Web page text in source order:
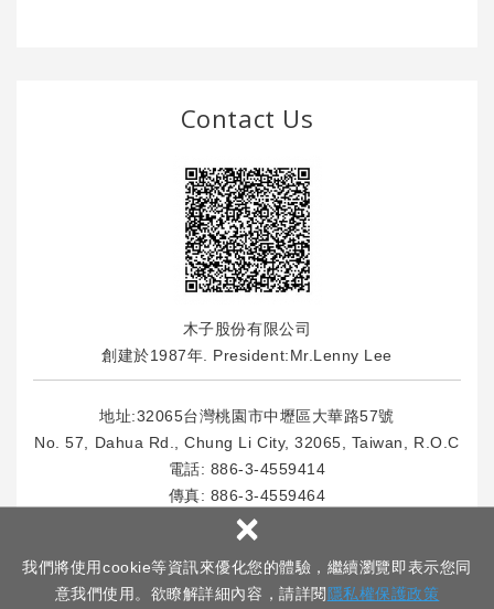
我們將使用cookie等資訊來優化您的體驗，繼續瀏覽即表示您同
意我們使用。欲瞭解詳細內容，請詳閱 隱私權保護政策
×
Contact Us
木子股份有限公司
創建於1987年. President:Mr.Lenny Lee
地址:32065台灣桃園市中壢區大華路57號
No. 57, Dahua Rd., Chung Li City, 32065, Taiwan, R.O.C
電話: 886-3-4559414
傳真: 886-3-4559464
E-Mail : info@msl.com.tw